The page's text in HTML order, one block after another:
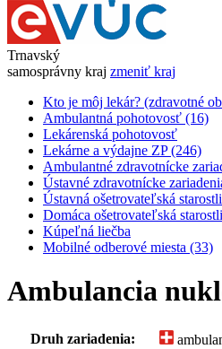
Trnavský
samosprávny kraj zmeniť kraj
Kto je môj lekár? (zdravotné
Ambulantná pohotovosť (16)
Lekárenská pohotovosť
Lekárne a výdajne ZP (246)
Ambulantné zdravotnícke
Ústavné zdravotnícke
Ústavná ošetrovateľská
Domáca ošetrovateľská
Kúpeľná liečba
Mobilné odberové miesta (33)
Ambulancia
Druh zariadenia: